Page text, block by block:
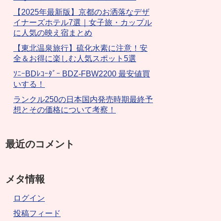
【2025年最新版】京都のお洒落なデザ
イナーズホテル7選｜女子旅・カップル
に人気の映え宿まとめ
【東北温泉旅行】硫化水素に注意！安
全＆お得に楽しむ人気スポット5選
ｿﾆｰBDﾚｺｰﾀﾞｰ BDZ-FBW2200 最安値買
いする！
ランクル250の日本国内発売時期最終予
想とその価格について考察！
最近のコメント
メタ情報
ログイン
投稿フィード